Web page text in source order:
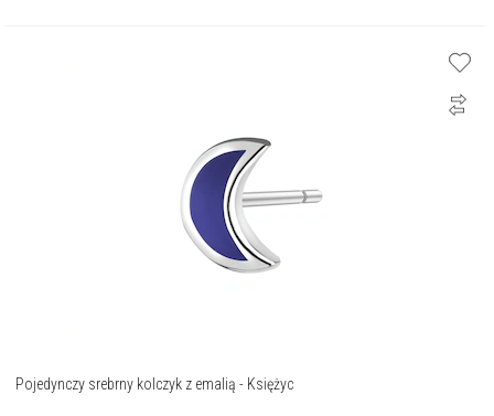
Pojedynczy srebrny kolczyk z emalią - Księżyc